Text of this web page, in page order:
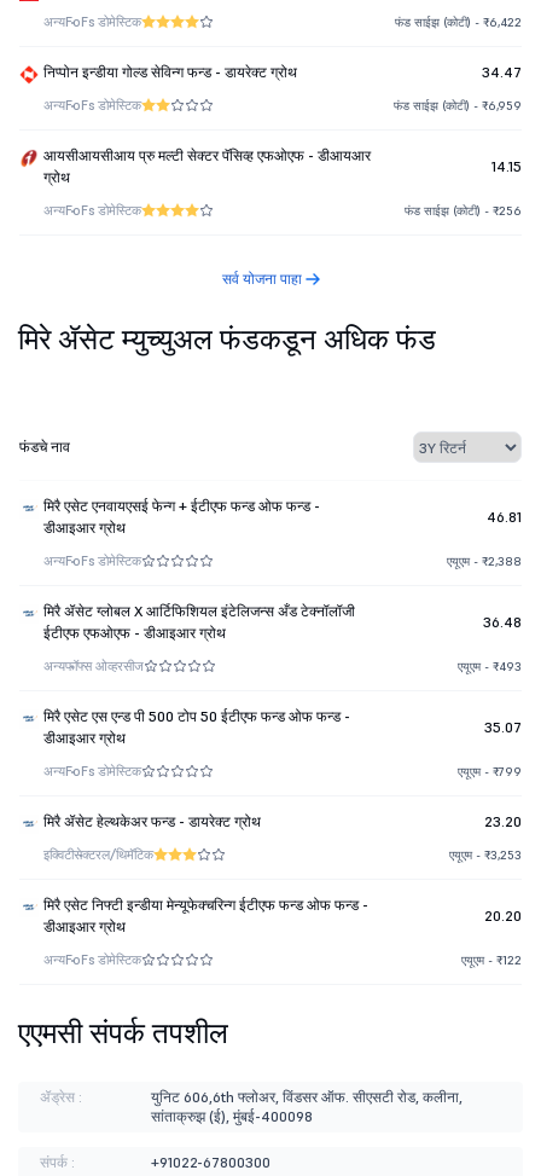
अन्यFoFs डोमेस्टिक फंड साईझ (कोटी) - ₹6,422
निप्पोन इन्डीया गोल्ड सेविन्ग फन्ड - डायरेक्ट ग्रोथ 34.47
अन्यFoFs डोमेस्टिक फंड साईझ (कोटी) - ₹6,959
आयसीआयसीआय प्रु मल्टी सेक्टर पॅसिव्ह एफओएफ - डीआयआर
ग्रोथ
14.15
अन्यFoFs डोमेस्टिक फंड साईझ (कोटी) - ₹256
सर्व योजना पाहा
मिरे ॲसेट म्युच्युअल फंडकडून अधिक फंड
फंडचे नाव
मिरै एसेट एनवायएसई फेन्ग + ईटीएफ फन्ड ओफ फन्ड -
डीआइआर ग्रोथ
46.81
अन्यFoFs डोमेस्टिक एयूएम - ₹2,388
मिरै ॲसेट ग्लोबल X आर्टिफिशियल इंटेलिजन्स अँड टेक्नॉलॉजी
ईटीएफ एफओएफ - डीआइआर ग्रोथ
36.48
अन्यफॉफ्स ओव्हरसीज एयूएम - ₹493
मिरै एसेट एस एन्ड पी 500 टोप 50 ईटीएफ फन्ड ओफ फन्ड -
डीआइआर ग्रोथ
35.07
अन्यFoFs डोमेस्टिक एयूएम - ₹799
मिरै ॲसेट हेल्थकेअर फन्ड - डायरेक्ट ग्रोथ 23.20
इक्विटीसेक्टरल/थिमॅटिक एयूएम - ₹3,253
मिरै एसेट निफ्टी इन्डीया मेन्यूफेक्चरिन्ग ईटीएफ फन्ड ओफ फन्ड -
डीआइआर ग्रोथ
20.20
अन्यFoFs डोमेस्टिक एयूएम - ₹122
एएमसी संपर्क तपशील
ॲड्रेस :
युनिट 606,6th फ्लोअर, विंडसर ऑफ. सीएसटी रोड, कलीना,
सांताक्रुझ (ई), मुंबई-400098
संपर्क :
+91022-67800300